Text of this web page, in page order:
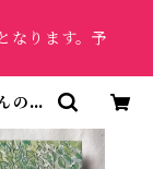
なります。予
の子